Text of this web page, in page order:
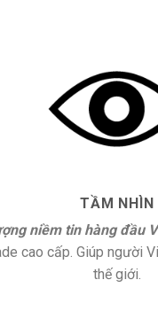
TẦM NHÌN
niềm tin hàng đầu
cao cấp. Giúp người
thế giới.